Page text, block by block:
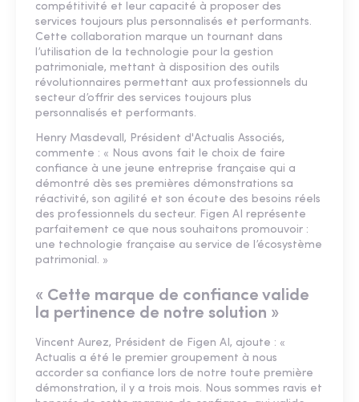
compétitivité et leur capacité à proposer des
services toujours plus personnalisés et performants.
Cette collaboration marque un tournant dans
l’utilisation de la technologie pour la gestion
patrimoniale, mettant à disposition des outils
révolutionnaires permettant aux professionnels du
secteur d’offrir des services toujours plus
personnalisés et performants.
Henry Masdevall, Président d'Actualis Associés,
commente : « Nous avons fait le choix de faire
confiance à une jeune entreprise française qui a
démontré dès ses premières démonstrations sa
réactivité, son agilité et son écoute des besoins réels
des professionnels du secteur. Figen AI représente
parfaitement ce que nous souhaitons promouvoir :
une technologie française au service de l’écosystème
patrimonial. »
« Cette marque de confiance valide
la pertinence de notre solution »
Vincent Aurez, Président de Figen AI, ajoute : «
Actualis a été le premier groupement à nous
accorder sa confiance lors de notre toute première
démonstration, il y a trois mois. Nous sommes ravis et